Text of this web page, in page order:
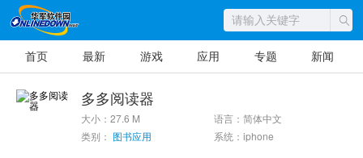
首页 最新 游戏 应用 专题 新闻
多多阅读器
大小：27.6 M
语言：简体中文
类别： 图书应用 系统：iphone